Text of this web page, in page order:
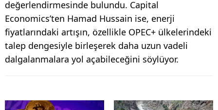
değerlendirmesinde bulundu. Capital
Economics’ten Hamad Hussain ise, enerji
fiyatlarındaki artışın, özellikle OPEC+ ülkelerindeki
talep dengesiyle birleşerek daha uzun vadeli
dalgalanmalara yol açabileceğini söylüyor.